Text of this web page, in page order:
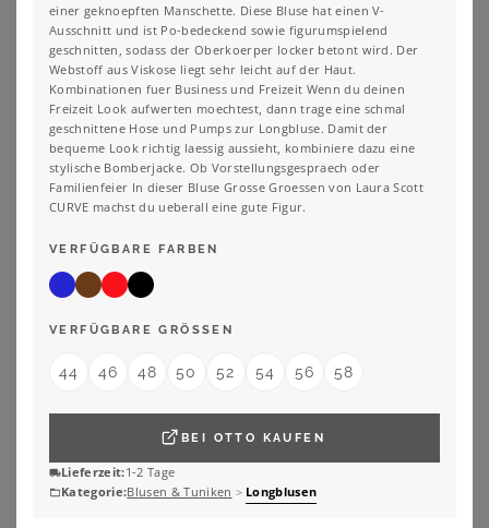
LAURA SCOTT CURVE
Laura Scott CURVE Longbluse Große Größen im Tunika Stil aus weicher Viskose
46,99€ 4.6 ★ ★★★★(7)
ANISTON PLUS
51,99€
ZUOTTO
einer geknoepften Manschette. Diese Bluse hat einen V-
Ausschnitt und ist Po-bedeckend sowie figurumspielend
geschnitten, sodass der Oberkoerper locker betont wird. Der
Webstoff aus Viskose liegt sehr leicht auf der Haut.
Kombinationen fuer Business und Freizeit Wenn du deinen
Freizeit Look aufwerten moechtest, dann trage eine schmal
geschnittene Hose und Pumps zur Longbluse. Damit der
bequeme Look richtig laessig aussieht, kombiniere dazu eine
stylische Bomberjacke. Ob Vorstellungsgespraech oder
Familienfeier In dieser Bluse Grosse Groessen von Laura Scott
CURVE machst du ueberall eine gute Figur.
VERFÜGBARE FARBEN
VERFÜGBARE GRÖSSEN
44 46 48 50 52 54 56 58
BEI OTTO KAUFEN
Lieferzeit:1-2 Tage
Kategorie:Blusen & Tuniken > Longblusen